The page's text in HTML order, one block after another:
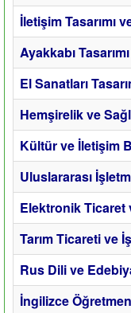
İletişim Tasarımı
Ayakkabı
El Sanatları
Hemşirelik ve
Kültür ve İletişim
Uluslararası
Elektronik Ticaret
Tarım Ticareti ve
Rus Dili ve
İngilizce